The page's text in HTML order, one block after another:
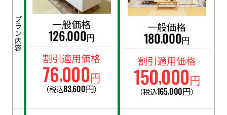
プラン内容 一般価格
126,000円
割引適用価格
76,000円
（税込83,600円）
一般価格
180,000円
割引適用価格
150,000円
（税込165,000円）